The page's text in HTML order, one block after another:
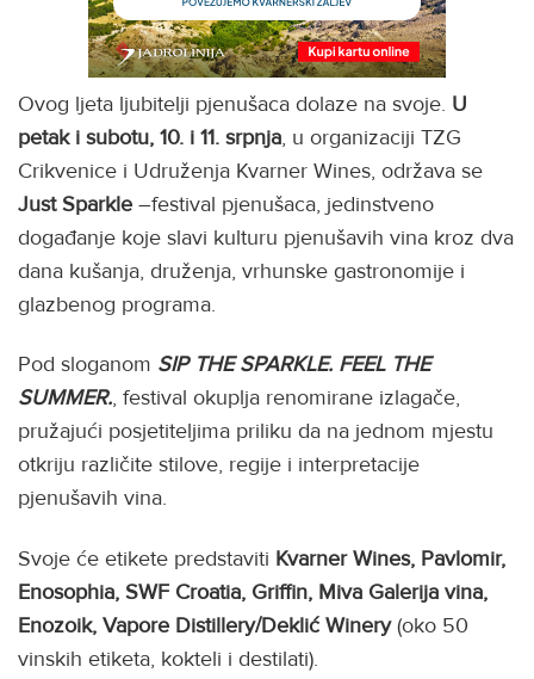
Ovog ljeta ljubitelji pjenušaca dolaze na svoje. U
petak i subotu, 10. i 11. srpnja, u organizaciji TZG
Crikvenice i Udruženja Kvarner Wines, održava se
Just Sparkle –festival pjenušaca, jedinstveno
događanje koje slavi kulturu pjenušavih vina kroz dva
dana kušanja, druženja, vrhunske gastronomije i
glazbenog programa.
Pod sloganom SIP THE SPARKLE. FEEL THE
SUMMER., festival okuplja renomirane izlagače,
pružajući posjetiteljima priliku da na jednom mjestu
otkriju različite stilove, regije i interpretacije
pjenušavih vina.
Svoje će etikete predstaviti Kvarner Wines, Pavlomir,
Enosophia, SWF Croatia, Griffin, Miva Galerija vina,
Enozoik, Vapore Distillery/Deklić Winery(oko 50
vinskih etiketa, kokteli i destilati).